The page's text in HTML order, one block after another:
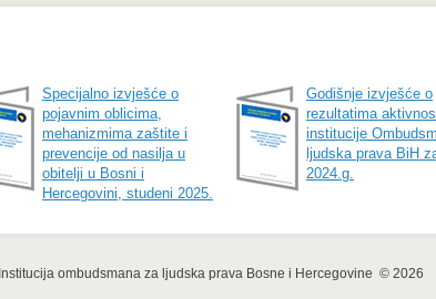
Specijalno izvješće o
pojavnim oblicima,
mehanizmima zaštite i
prevencije od nasilja u
obitelji u Bosni i
Hercegovini, studeni 2025.
Godišnje izvješće o
rezultatima
institucije
ljudska prava BiH
2024.g.
Institucija ombudsmana za ljudska prava Bosne i Hercegovine  © 2026